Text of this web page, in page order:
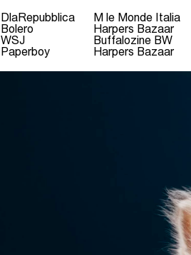
DlaRepubblica
Bolero
WSJ
Paperboy
M le Monde Italia
Harpers Bazaar
Buffalozine BW
Harpers Bazaar